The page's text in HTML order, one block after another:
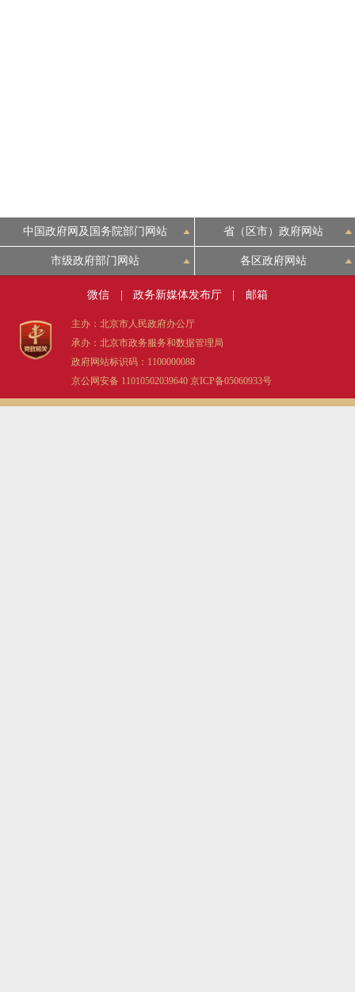
中国政府网及国务院部门网站 省（区市）政府网站
市级政府部门网站 各区政府网站
微信 政务新媒体发布厅 邮箱
主办：北京市人民政府办公厅
承办：北京市政务服务和数据管理局
政府网站标识码：1100000088
京公网安备 11010502039640 京ICP备05060933号